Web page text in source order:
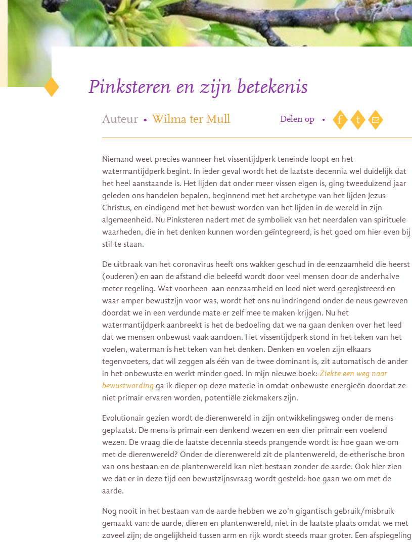
Pinksteren en zijn betekenis
Auteur • Wilma ter Mull Delen op •
Niemand weet precies wanneer het vissentijdperk teneinde loopt en het
watermantijdperk begint. In ieder geval wordt het de laatste decennia wel duidelijk dat
het heel aanstaande is. Het lijden dat onder meer vissen eigen is, ging tweeduizend jaar
geleden ons handelen bepalen, beginnend met het archetype van het lijden Jezus
Christus, en eindigend met het bewust worden van het lijden in de wereld in zijn
algemeenheid. Nu Pinksteren nadert met de symboliek van het neerdalen van spirituele
waarheden, die in het denken kunnen worden geïntegreerd, is het goed om hier even bij
stil te staan.
De uitbraak van het coronavirus heeft ons wakker geschud in de eenzaamheid die heerst
(ouderen) en aan de afstand die beleefd wordt door veel mensen door de anderhalve
meter regeling. Wat voorheen aan eenzaamheid en leed niet werd geregistreerd en
waar amper bewustzijn voor was, wordt het ons nu indringend onder de neus gewreven
doordat we in een verdunde mate er zelf mee te maken krijgen. Nu het
watermantijdperk aanbreekt is het de bedoeling dat we na gaan denken over het leed
dat we mensen onbewust vaak aandoen. Het vissentijdperk stond in het teken van het
voelen, waterman is het teken van het denken. Denken en voelen zijn elkaars
tegenvoeters, dat wil zeggen als één van de twee dominant is, zit automatisch de ander
in het onbewuste en werkt minder goed. In mijn nieuwe boek: Ziekte een weg naar
bewustwording ga ik dieper op deze materie in omdat onbewuste energieën doordat ze
niet primair ervaren worden, potentiële ziekmakers zijn.
Evolutionair gezien wordt de dierenwereld in zijn ontwikkelingsweg onder de mens
geplaatst. De mens is primair een denkend wezen en een dier primair een voelend
wezen. De vraag die de laatste decennia steeds prangende wordt is: hoe gaan we om
met de dierenwereld? Onder de dierenwereld zit de plantenwereld, de etherische bron
van ons bestaan en de plantenwereld kan niet bestaan zonder de aarde. Ook hier zien
we dat er in deze tijd een bewustzijnsvraag wordt gesteld: hoe gaan we om met de
aarde.
Nog nooit in het bestaan van de aarde hebben we zo’n gigantisch gebruik/misbruik
gemaakt van: de aarde, dieren en plantenwereld, niet in de laatste plaats omdat we met
zoveel zijn; de ongelijkheid tussen arm en rijk wordt steeds maar groter. Een afspiegeling